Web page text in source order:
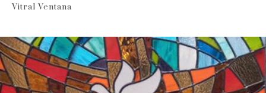
Vitral Ventana